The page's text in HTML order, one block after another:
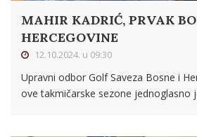
MAHIR KADRIĆ, PRVAK
HERCEGOVINE
12.10.2024. u 09:30
Upravni odbor Golf Saveza Bosne i
ove takmičarske sezone jednoglasno